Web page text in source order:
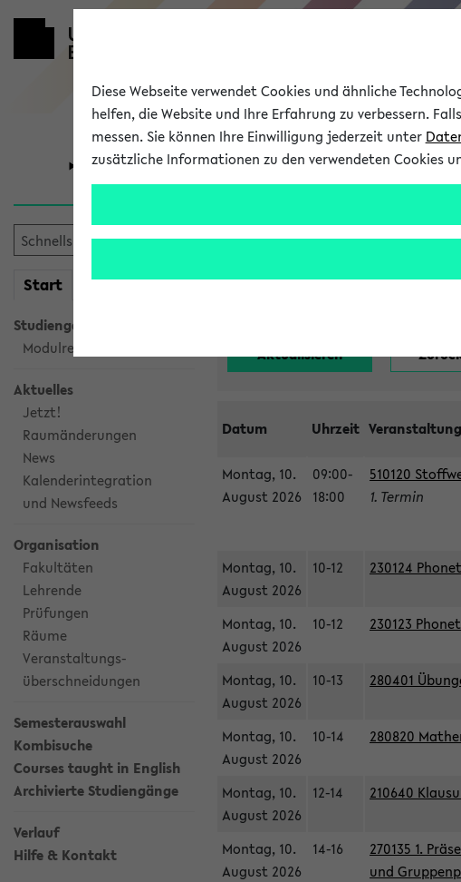
Universität Forschung
Start meineKVV
Studiengangsauswahl
Modulrecherche
Aktuelles
Jetzt!
Raumänderungen
News
Kalenderintegration
und Newsfeeds
Organisation
Fakultäten
Lehrende
Prüfungen
Räume
Veranstaltungs-
überschneidungen
Semesterauswahl
Kombisuche
Courses taught in English
Archivierte Studiengänge
Verlauf
Hilfe & Kontakt
Alle noch
Datum Uhrzeit
Montag, 10.
August 2026
09:00-
18:00
510120
1. Termin
Montag, 10.
August 2026
10-12 230124
Montag, 10.
August 2026
10-12 230123
Montag, 10.
August 2026
10-13 280401
Montag, 10.
August 2026
10-14 280820
Montag, 10.
August 2026
12-14 210640
Montag, 10.
August 2026
14-16
270135 1.
und
Diese Webseite verwendet Cookies und ähnliche
helfen, die Website und Ihre Erfahrung zu verbessern.
messen. Sie können Ihre Einwilligung jederzeit unter
zusätzliche Informationen zu den verwendeten Cookies